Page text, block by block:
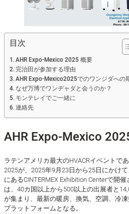
目次
AHR Expo-Mexico 2025 概要
完治田が参加する理由
AHR Expo-Mexico2025でのワンジダへの
なぜ万博でワンヂャダと会うのか？
モンテレイでご一緒に
連絡先
AHR Expo-Mexico
ラテンアメリカ最大のHVACRイベントで
2025が、2025年9月23日から25日にかけ
にあるCINTERMEX Exhibition Centerで開
は、40カ国以上から500以上の出展者と
が集まり、最新の暖房、換気、空調、冷
プラットフォームとなる。